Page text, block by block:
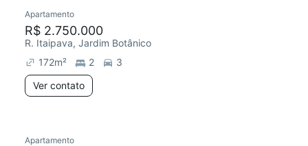
Apartamento
R$ 2.750.000
R. Itaipava, Jardim Botânico
172m² 2
3
Ver contato
Apartamento